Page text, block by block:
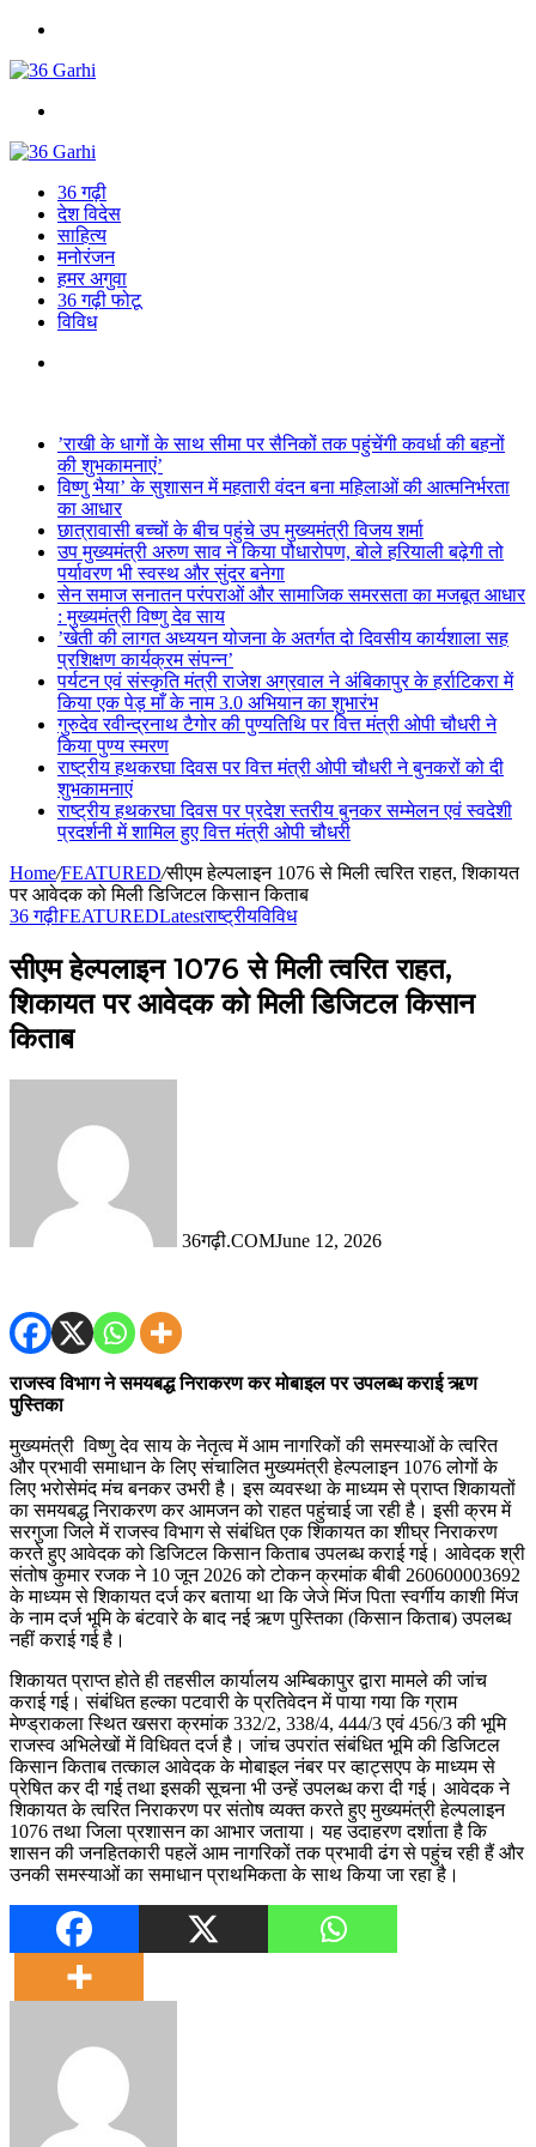
36 गढ़ी
देश विदेस
साहित्य
मनोरंजन
हमर अगुवा
36 गढ़ी फोटू
विविध
’राखी के धागों के साथ सीमा पर सैनिकों तक पहुंचेंगी कवर्धा की बहनों
की शुभकामनाएं’
विष्णु भैया’ के सुशासन में महतारी वंदन बना महिलाओं की आत्मनिर्भरता
का आधार
छात्रावासी बच्चों के बीच पहुंचे उप मुख्यमंत्री विजय शर्मा
उप मुख्यमंत्री अरुण साव ने किया पौधारोपण, बोले हरियाली बढ़ेगी तो
पर्यावरण भी स्वस्थ और सुंदर बनेगा
सेन समाज सनातन परंपराओं और सामाजिक समरसता का मजबूत आधार
: मुख्यमंत्री विष्णु देव साय
’खेती की लागत अध्ययन योजना के अतर्गत दो दिवसीय कार्यशाला सह
प्रशिक्षण कार्यक्रम संपन्न’
पर्यटन एवं संस्कृति मंत्री राजेश अग्रवाल ने अंबिकापुर के हर्राटिकरा में
किया एक पेड़ माँ के नाम 3.0 अभियान का शुभारंभ
गुरुदेव रवीन्द्रनाथ टैगोर की पुण्यतिथि पर वित्त मंत्री ओपी चौधरी ने
किया पुण्य स्मरण
राष्ट्रीय हथकरघा दिवस पर वित्त मंत्री ओपी चौधरी ने बुनकरों को दी
शुभकामनाएं
राष्ट्रीय हथकरघा दिवस पर प्रदेश स्तरीय बुनकर सम्मेलन एवं स्वदेशी
प्रदर्शनी में शामिल हुए वित्त मंत्री ओपी चौधरी
Home/FEATURED/सीएम हेल्पलाइन 1076 से मिली त्वरित राहत, शिकायत
पर आवेदक को मिली डिजिटल किसान किताब
36 गढ़ीFEATUREDLatestराष्ट्रीयविविध
सीएम हेल्पलाइन 1076 से मिली त्वरित राहत,
शिकायत पर आवेदक को मिली डिजिटल किसान
किताब
36गढ़ी.COMJune 12, 2026
राजस्व विभाग ने समयबद्ध निराकरण कर मोबाइल पर उपलब्ध कराई ऋण
पुस्तिका
मुख्यमंत्री विष्णु देव साय के नेतृत्व में आम नागरिकों की समस्याओं के त्वरित
और प्रभावी समाधान के लिए संचालित मुख्यमंत्री हेल्पलाइन 1076 लोगों के
लिए भरोसेमंद मंच बनकर उभरी है। इस व्यवस्था के माध्यम से प्राप्त शिकायतों
का समयबद्ध निराकरण कर आमजन को राहत पहुंचाई जा रही है। इसी क्रम में
सरगुजा जिले में राजस्व विभाग से संबंधित एक शिकायत का शीघ्र निराकरण
करते हुए आवेदक को डिजिटल किसान किताब उपलब्ध कराई गई। आवेदक श्री
संतोष कुमार रजक ने 10 जून 2026 को टोकन क्रमांक बीबी 260600003692
के माध्यम से शिकायत दर्ज कर बताया था कि जेजे मिंज पिता स्वर्गीय काशी मिंज
के नाम दर्ज भूमि के बंटवारे के बाद नई ऋण पुस्तिका (किसान किताब) उपलब्ध
नहीं कराई गई है।
शिकायत प्राप्त होते ही तहसील कार्यालय अम्बिकापुर द्वारा मामले की जांच
कराई गई। संबंधित हल्का पटवारी के प्रतिवेदन में पाया गया कि ग्राम
मेण्ड्राकला स्थित खसरा क्रमांक 332/2, 338/4, 444/3 एवं 456/3 की भूमि
राजस्व अभिलेखों में विधिवत दर्ज है। जांच उपरांत संबंधित भूमि की डिजिटल
किसान किताब तत्काल आवेदक के मोबाइल नंबर पर व्हाट्सएप के माध्यम से
प्रेषित कर दी गई तथा इसकी सूचना भी उन्हें उपलब्ध करा दी गई। आवेदक ने
शिकायत के त्वरित निराकरण पर संतोष व्यक्त करते हुए मुख्यमंत्री हेल्पलाइन
1076 तथा जिला प्रशासन का आभार जताया। यह उदाहरण दर्शाता है कि
शासन की जनहितकारी पहलें आम नागरिकों तक प्रभावी ढंग से पहुंच रही हैं और
उनकी समस्याओं का समाधान प्राथमिकता के साथ किया जा रहा है।